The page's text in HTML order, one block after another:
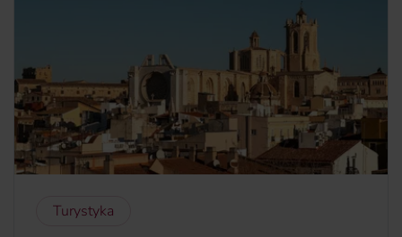
więcej...
Turystyka